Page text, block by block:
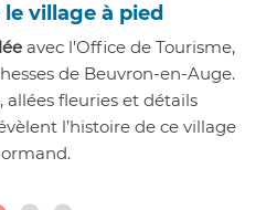
village à pied
avec l'Office de Tourisme,
de Beuvron-en-Auge.
allées fleuries et détails
l’histoire de ce village